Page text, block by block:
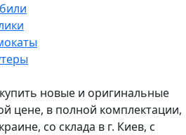
купить новые и оригинальные
цене, в полной комплектации,
со склада в г. Киев, с